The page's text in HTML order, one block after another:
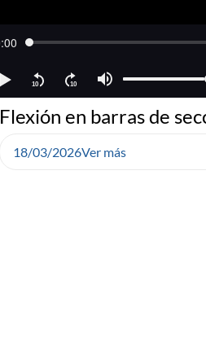
Flexión en barras de
18/03/2026Ver más